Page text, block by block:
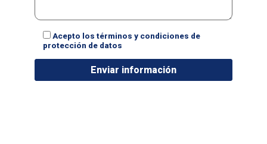
Acepto los términos y condiciones de
protección de datos